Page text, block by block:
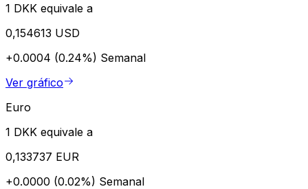
1 DKK equivale a
0,154613 USD
+0.0004 (0.24%) Semanal
Ver gráfico
Euro
1 DKK equivale a
0,133737 EUR
+0.0000 (0.02%) Semanal